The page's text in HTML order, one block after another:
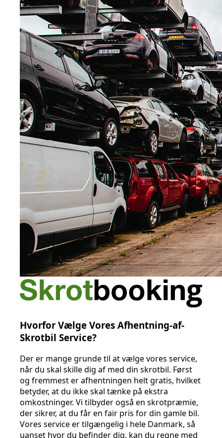
Hvorfor Vælge Vores Afhentning-af-
Skrotbil Service?
Der er mange grunde til at vælge vores service,
når du skal skille dig af med din skrotbil. Først
og fremmest er afhentningen helt gratis, hvilket
betyder, at du ikke skal tænke på ekstra
omkostninger. Vi tilbyder også en skrotpræmie,
der sikrer, at du får en fair pris for din gamle bil.
Vores service er tilgængelig i hele Danmark, så
uanset hvor du befinder dig, kan du regne med